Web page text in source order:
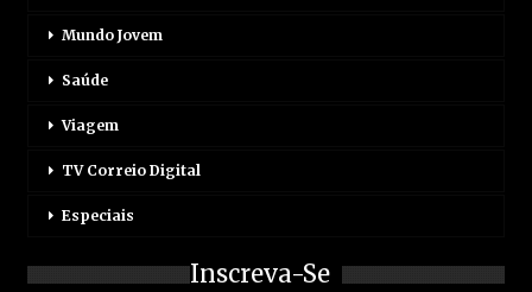
Mundo Jovem
Saúde
Viagem
TV Correio Digital
Especiais
Inscreva-Se